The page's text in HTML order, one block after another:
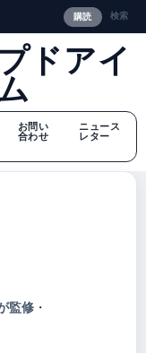
購読 検索
ドアイ
お問い
合わせ
ニュース
レター
監修 ・